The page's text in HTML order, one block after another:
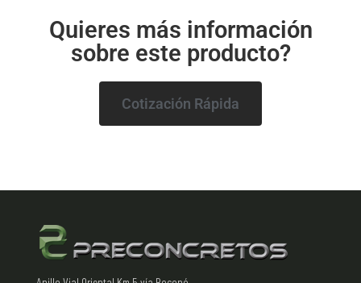
Quieres más información
sobre este producto?
Cotización Rápida